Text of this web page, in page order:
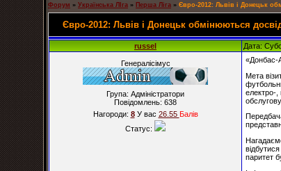
Форум » Українська ЛІга » Перша Ліга » Євро-2012: Львів і Донецьк
Євро-2012: Львів і Донецьк обмінюються
russel Дата:
Генералісімус
Група: Адміністратори
Повідомлень: 638
Нагороди: 8У вас 26.55 Балiв
Статус:
«Донбас-
Мета
електро-,
паритет